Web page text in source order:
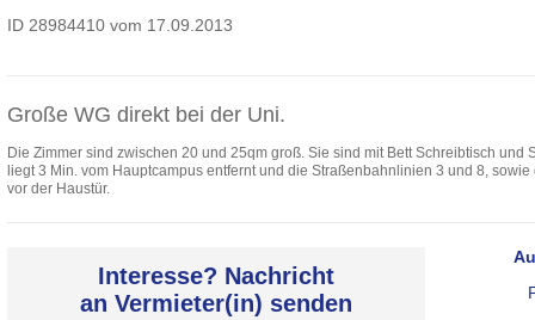
ID 28984410 vom 17.09.2013
Große WG direkt bei der Uni.
Die Zimmer sind zwischen 20 und 25qm groß. Sie sind mit Bett Schreibtisch und
liegt 3 Min. vom Hauptcampus entfernt und die Straßenbahnlinien 3 und 8,
vor der Haustür.
Interesse? Nachricht
an Vermieter(in) senden